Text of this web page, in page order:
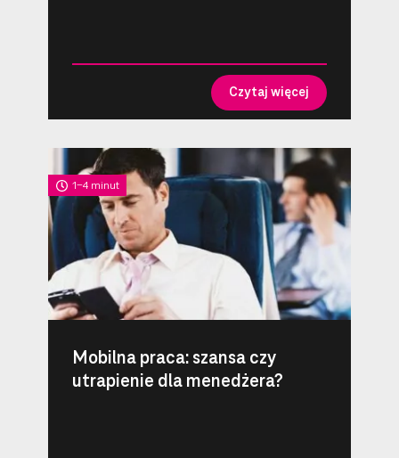
Czytaj więcej
1-4 minut
Mobilna praca: szansa czy
utrapienie dla menedżera?